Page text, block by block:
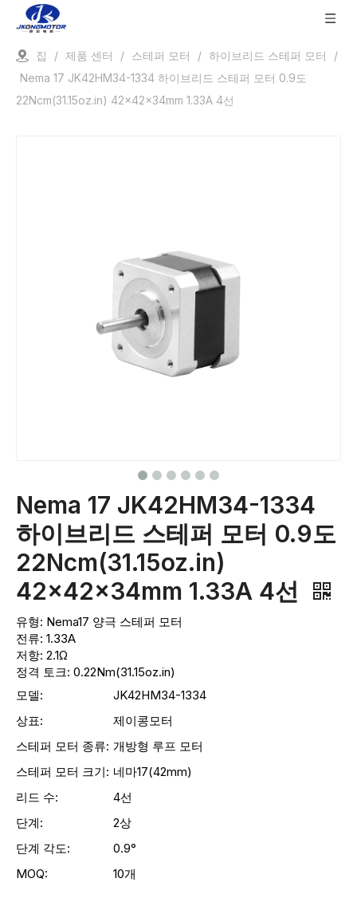
집 / 제품 센터 / 스테퍼 모터 / 하이브리드 스테퍼 모터
/
Nema 17 JK42HM34-1334 하이브리드 스테퍼 모터 0.9도
22Ncm(31.15oz.in) 42x42x34mm 1.33A 4선
Nema 17 JK42HM34-1334
하이브리드 스테퍼 모터 0.9도
22Ncm(31.15oz.in)
42x42x34mm 1.33A 4선
유형: Nema17 양극 스테퍼 모터
전류: 1.33A
저항: 2.1Ω
정격 토크: 0.22Nm(31.15oz.in)
모델:
JK42HM34-1334
상표:
제이콩모터
스테퍼 모터 종류: 개방형 루프 모터
스테퍼 모터 크기: 네마17(42mm)
리드 수:
4선
단계:
2상
단계 각도:
0.9°
MOQ:
10개